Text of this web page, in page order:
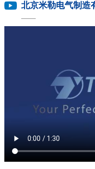
北京米勒电气制造